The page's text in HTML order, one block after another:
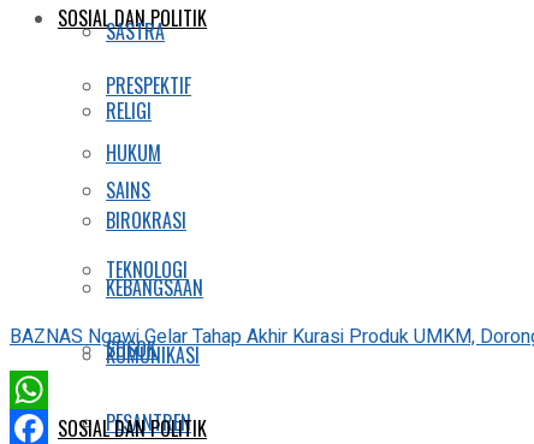
SOSIAL DAN POLITIK
PRESPEKTIF
HUKUM
BIROKRASI
KEBANGSAAN
KOMUNIKASI
PESANTREN
SASTRA
RELIGI
SAINS
TEKNOLOGI
SOSOK
SOSIAL DAN POLITIK
BAZNAS Ngawi Gelar Tahap Akhir Kurasi Produk UMKM,
WhatsApp